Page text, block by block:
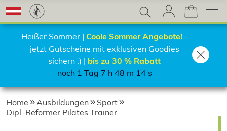
Heißer Sommer | Coole Sommer Angebote!-
jetzt Gutscheine mit exklusiven Goodies
sichern :) | bis zu 30 % Rabatt
noch 1 Tag 7 h 48 m 13 s
Home Ausbildungen
Sport
Dipl. Reformer Pilates Trainer